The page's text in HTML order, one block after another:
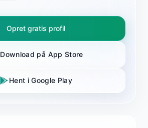
Opret gratis profil
Download på App Store
Hent i Google Play